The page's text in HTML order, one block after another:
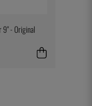
9" - Original